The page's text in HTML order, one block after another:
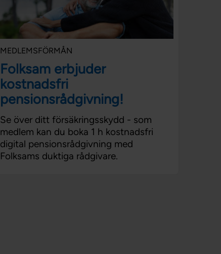
MEDLEMSFÖRMÅN
Folksam erbjuder
kostnadsfri
pensionsrådgivning!
Se över ditt försäkringsskydd - som
medlem kan du boka 1 h kostnadsfri
digital pensionsrådgivning med
Folksams duktiga rådgivare.